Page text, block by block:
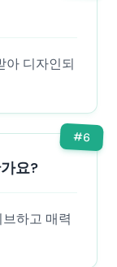
아 디자인되
#6
요?
하고 매력